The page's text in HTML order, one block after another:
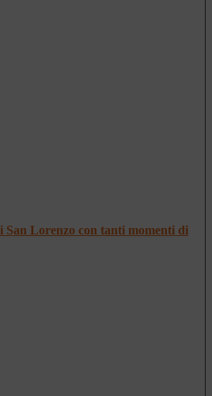
San Lorenzo con tanti momenti di